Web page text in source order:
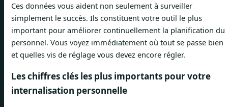
Ces données vous aident non seulement à surveiller
simplement le succès. Ils constituent votre outil le plus
important pour améliorer continuellement la planification du
personnel. Vous voyez immédiatement où tout se passe bien
et quelles vis de réglage vous devez encore régler.
Les chiffres clés les plus importants pour votre
internalisation personnelle